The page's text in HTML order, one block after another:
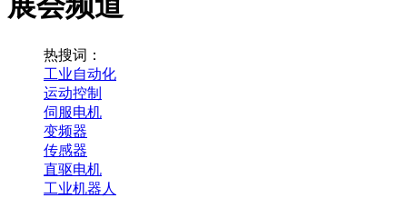
热搜词：
工业自动化
运动控制
伺服电机
变频器
传感器
直驱电机
工业机器人